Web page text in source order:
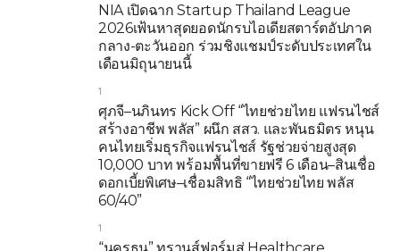
NIA เปิดฉาก Startup Thailand League
2026เฟ้นหาสุดยอดนักรบไอเดียสตาร์ตอัปภาค
กลาง-ตะวันออก ร่วมชิงแชมป์ระดับประเทศใน
เดือนมิถุนายนนี้
1
ศุภจี–นภินทร Kick Off “ไทยช่วยไทย แฟรนไชส์
สร้างอาชีพ พลัส” ผนึก สสว. และพันธมิตร หนุน
คนไทยเริ่มธุรกิจแฟรนไชส์ รัฐช่วยจ่ายสูงสุด
10,000 บาท พร้อมพื้นที่ขายฟรี 6 เดือน–สินเชื่อ
ดอกเบี้ยพิเศษ–เชื่อมสิทธิ “ไทยช่วยไทย พลัส
60/40”
1